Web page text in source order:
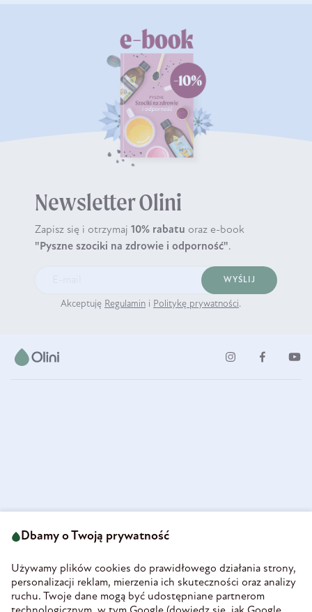
Newsletter Olini
Zapisz się i otrzymaj 10% rabatu oraz e-book
"Pyszne szociki na zdrowie i odporność".
WYŚLIJ
Akceptuję Regulamin i Politykę prywatności.
58-160 Świebodzice
REGON 890213034
INFORMACJE
Dbamy o Twoją prywatność
Używamy plików cookies do prawidłowego działania strony,
personalizacji reklam, mierzenia ich skuteczności oraz analizy
ruchu. Twoje dane mogą być udostępniane partnerom